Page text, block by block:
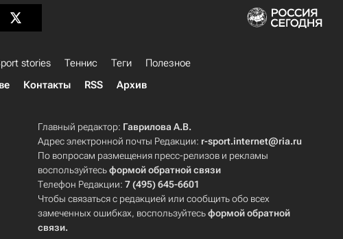
stories Теннис Теги
Полезное
Контакты RSS Архив
Главный редактор: Гаврилова А.В.
Адрес электронной почты Редакции: r-sport.internet@ria.ru
По вопросам размещения пресс-релизов и рекламы
воспользуйтесьформой обратной связи
Телефон Редакции:7 (495) 645-6601
Чтобы связаться с редакцией или сообщить обо всех
замеченных ошибках, воспользуйтесьформой обратной
связи.